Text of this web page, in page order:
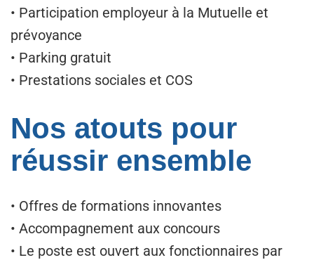
• Participation employeur à la Mutuelle et
prévoyance
• Parking gratuit
• Prestations sociales et COS
Nos atouts pour
réussir ensemble
• Offres de formations innovantes
• Accompagnement aux concours
• Le poste est ouvert aux fonctionnaires par